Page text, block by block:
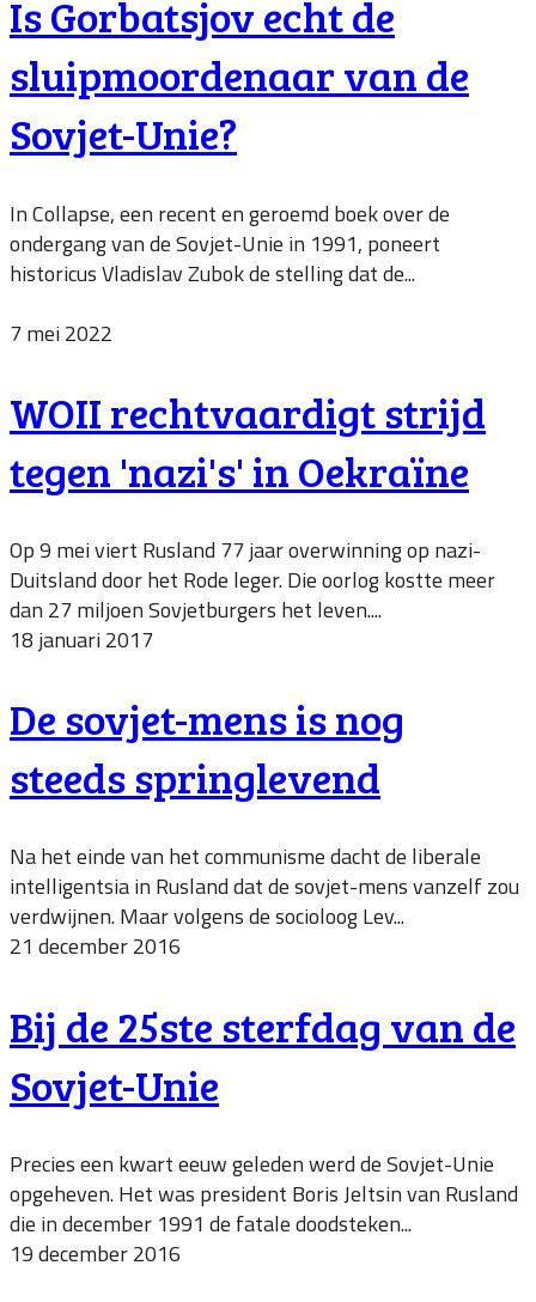
Is Gorbatsjov echt de
sluipmoordenaar van de
Sovjet-Unie?
In Collapse, een recent en geroemd boek over de
ondergang van de Sovjet-Unie in 1991, poneert
historicus Vladislav Zubok de stelling dat de...
7 mei 2022
WOII rechtvaardigt strijd
tegen 'nazi's' in Oekraïne
Op 9 mei viert Rusland 77 jaar overwinning op nazi-
Duitsland door het Rode leger. Die oorlog kostte meer
dan 27 miljoen Sovjetburgers het leven....
18 januari 2017
De sovjet-mens is nog
steeds springlevend
Na het einde van het communisme dacht de liberale
intelligentsia in Rusland dat de sovjet-mens vanzelf zou
verdwijnen. Maar volgens de socioloog Lev...
21 december 2016
Bij de 25ste sterfdag van de
Sovjet-Unie
Precies een kwart eeuw geleden werd de Sovjet-Unie
opgeheven. Het was president Boris Jeltsin van Rusland
die in december 1991 de fatale doodsteken...
19 december 2016